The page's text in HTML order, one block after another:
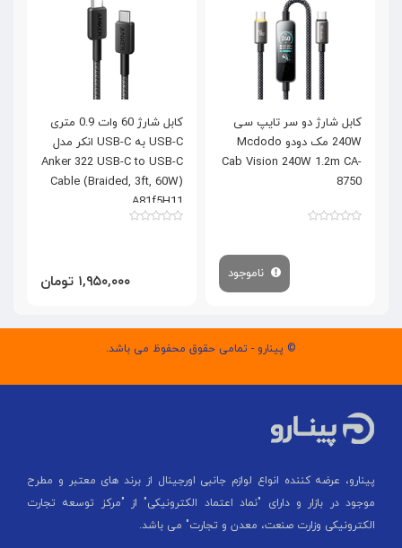
کابل شارژ 60 وات 0.9 متری
USB-C به USB-C انکر مدل
Anker 322 USB-C to USB-C
Cable (Braided, 3ft, 60W)
A81f5H11
۱,۹۵۰,۰۰۰ تومان
کابل شارژ دو سر تایپ سی
240W مک دودو Mcdodo
Cab Vision 240W 1.2m CA-
8750
ناموجود
© پینارو - تمامی حقوق محفوظ می باشد.
پینارو، عرضه کننده انواع لوازم جانبی اورجینال از برند های معتبر و مطرح
موجود در بازار و دارای "نماد اعتماد الکترونیکی" از "مركز توسعه تجارت
الكترونیكی وزارت صنعت، معدن و تجارت" می باشد.